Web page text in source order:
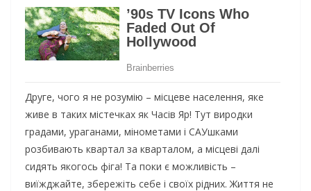
Друге, чого я не розумію – місцеве населення, яке
живе в таких містечках як Часів Яр! Тут виродки
градами, ураганами, мінометами і САУшками
розбивають квартал за кварталом, а місцеві далі
сидять якогось фіга! Та поки є можливість –
виїжджайте, збережіть себе і своїх рідних. Життя не